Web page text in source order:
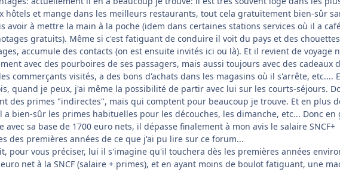
hôtels et mange dans les meilleurs restaurants, tout cela gratuitement bien-sûr
avoir à mettre la main à la poche (idem dans certaines stations services où il a
gratuits). Même si c'est fatiguant de conduire il voit du pays et des chouettes
accumule des contacts (on est ensuite invités ici ou là). Et il revient de voyage
avec des pourboires de ses passagers, mais aussi toujours avec des cadeaux
commerçants visités, a des bons d'achats dans les magasins où il s'arrête, etc....
quand je peux, j'ai même la possibilité de partir avec lui sur les courts-séjours.
des primes "indirectes", mais qui comptent pour beaucoup je trouve. Et en plus
a bien-sûr les primes habituelles pour les découches, les dimanche, etc... Donc en
avec sa base de 1700 euro nets, il dépasse finalement à mon avis le salaire SNCF+
des premières années de ce que j'ai pu lire sur ce forum...
pour vous préciser, lui il s'imagine qu'il touchera dès les premières années
net à la SNCF (salaire + primes), et en ayant moins de boulot fatiguant, une